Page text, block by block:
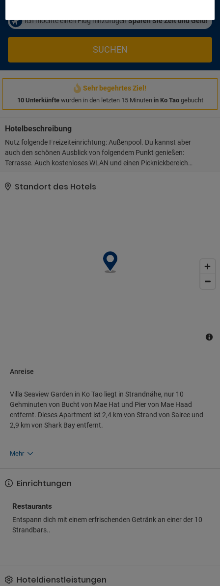
Ich möchte einen Flug hinzufügenSparen Sie Zeit und Geld!
SUCHEN
Sehr begehrtes Ziel!
10 Unterkünftewurden in den letzten 15 Minutenin Ko Taogebucht
Hotelbeschreibung
Nutz folgende Freizeiteinrichtung: Außenpool. Du kannst aber
auch den schönen Ausblick von folgendem Punkt genießen:
Terrasse. Auch kostenloses WLAN und einen Picknickbereich
Service (kostenlos)..
Standort des Hotels
Anreise
Villa Seaview Garden in Ko Tao liegt in Strandnähe, nur 10
Gehminuten von Bucht von Mae Hat und Pier von Mae Haad
entfernt. Dieses Apartment ist 2,4 km von Strand von Sairee und
2,9 km von Shark Bay entfernt.
Mehr
Einrichtungen
Restaurants
Entspann dich mit einem erfrischenden Getränk an einer der 10
Strandbars..
Hoteldienstleistungen